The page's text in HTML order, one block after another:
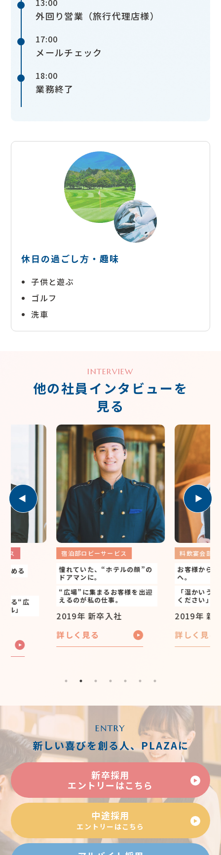
13:00
外回り営業（旅行代理店様）
17:00
メールチェック
18:00
業務終了
休日の過ごし方・趣味
子供と遊ぶ
ゴルフ
洗車
INTERVIEW
他の社員インタビューを
見る
ス
める
る“広
ル」
宿泊部ロビーサービス
憧れていた、“ホテルの顔”の
ドアマンに。
“広場”に集まるお客様を出迎
えるのが私の仕事。
2019年 新卒入社
詳しく見る
料飲宴会部
お客様から愛
へ。
「温かいうち
ください」
2019年 新
詳しく見る
ENTRY
新しい喜びを創る人、PLAZAに
新卒採用
エントリーはこちら
中途採用
エントリーはこちら